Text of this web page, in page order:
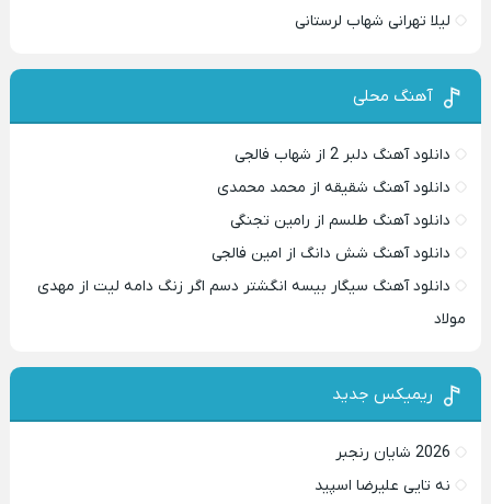
لیلا تهرانی شهاب لرستانی
آهنگ محلی
دانلود آهنگ دلبر 2 از شهاب فالجی
دانلود آهنگ شقیقه از محمد محمدی
دانلود آهنگ طلسم از رامین تجنگی
دانلود آهنگ شش دانگ از امین فالجی
دانلود آهنگ سیگار بیسه انگشتر دسم اگر زنگ دامه لیت از مهدی
مولاد
ریمیکس جدید
2026 شایان رنجبر
نه تایی علیرضا اسپید